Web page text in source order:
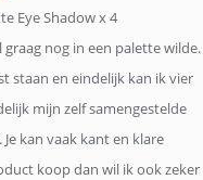
Eye Shadow x 4
nog in een palette wilde.
staan en eindelijk kan ik vier
mijn zelf samengestelde
kan vaak kant en klare
koop dan wil ik ook zeker